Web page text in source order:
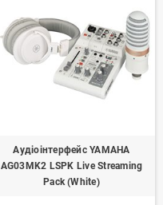
Аудіоінтерфейс YAMAHA
AG03MK2 LSPK Live Streaming
Pack (White)